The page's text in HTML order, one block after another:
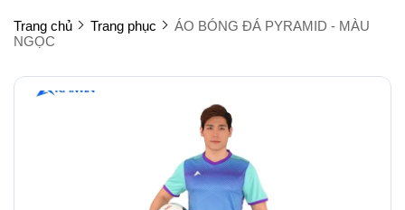
Trang chủ Trang phục
ÁO BÓNG ĐÁ PYRAMID - MÀU
NGỌC